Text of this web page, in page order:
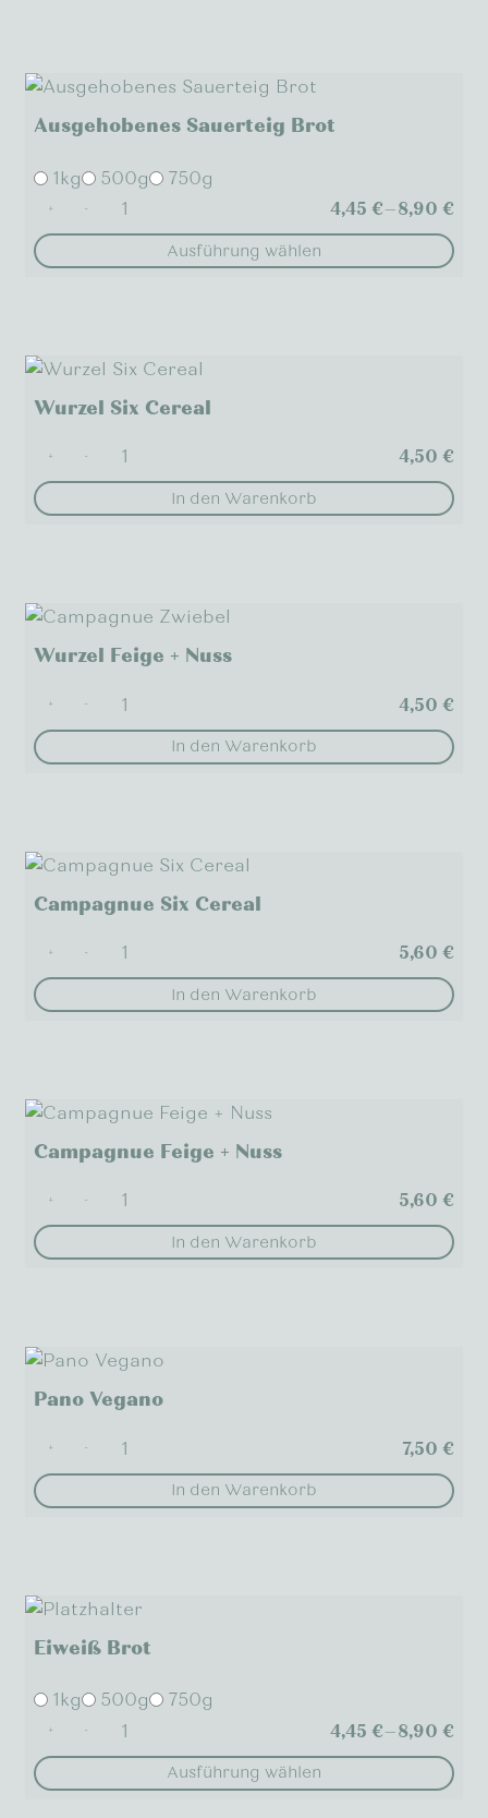
werden
mehrere
auf.
Optionen
können
auf
der
werden
Ausgehobenes Sauerteig Brot
1kg 500g 750g
+ - 4,45€–8,90€
Ausführung wählen
mehrere
auf.
können
gewählt
Wurzel Six Cereal
+ - 4,50€
In den Warenkorb
Wurzel Feige + Nuss
+ - 4,50€
In den Warenkorb
Campagnue Six Cereal
+ - 5,60€
In den Warenkorb
Campagnue Feige + Nuss
+ - 5,60€
In den Warenkorb
Pano Vegano
+ - 7,50€
In den Warenkorb
Eiweiß Brot
1kg 500g 750g
+ - 4,45€–8,90€
Ausführung wählen